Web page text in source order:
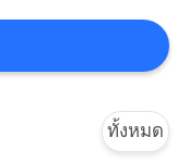
14
ทั้งหมด